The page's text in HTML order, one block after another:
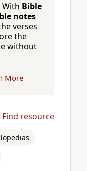
With Bible
notes
verses
the
without
More
Find resource